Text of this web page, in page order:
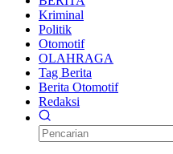
Kriminal
Politik
Otomotif
OLAHRAGA
Tag Berita
Berita Otomotif
Redaksi